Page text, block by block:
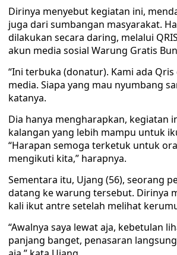
Dirinya menyebut kegiatan ini,
juga dari sumbangan masyarakat.
dilakukan secara daring, melalui
akun media sosial Warung Gratis
“Ini terbuka (donatur). Kami ada
media. Siapa yang mau nyumbang
katanya.
Dia hanya mengharapkan, kegiatan
kalangan yang lebih mampu untuk
“Harapan semoga terketuk untuk
mengikuti kita,” harapnya.
Sementara itu, Ujang (56), seorang
datang ke warung tersebut. Dirinya
kali ikut antre setelah melihat
“Awalnya saya lewat aja, kebetulan
panjang banget, penasaran